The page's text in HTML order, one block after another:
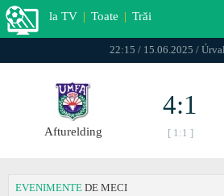
la TV | Toate | Trăi
22:15 / 15.06.2025 /
Afturelding
4:1
[ 1:1 ]
EVENIMENTE DE MECI